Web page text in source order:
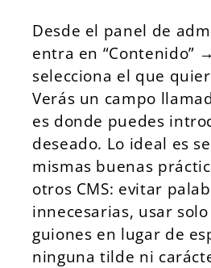
Desde el panel de
entra en “Contenido”
selecciona el que
Verás un campo
es donde puedes
deseado. Lo ideal es
mismas buenas
otros CMS: evitar
innecesarias, usar
guiones en lugar de
ninguna tilde ni